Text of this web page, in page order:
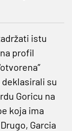
istu
profil
su
Goricu na
koja ima
Garcia